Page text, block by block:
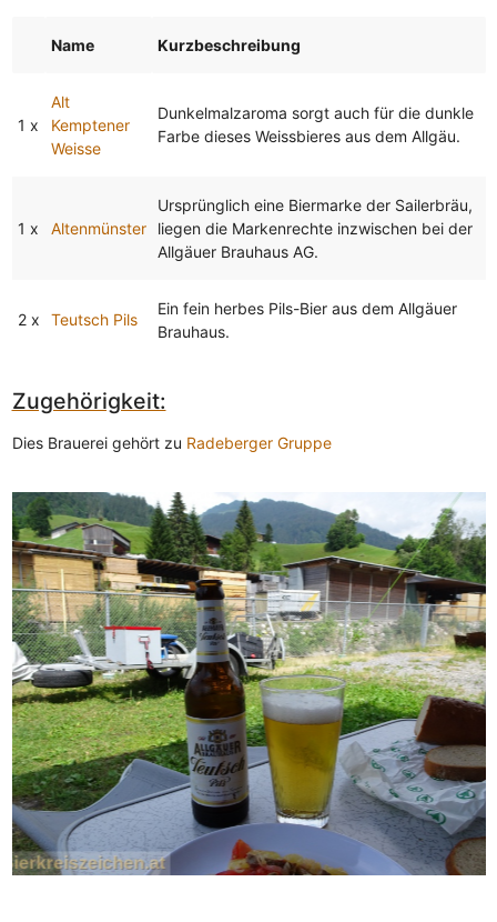
Name Kurzbeschreibung
1 x
Alt
Kemptener
Weisse
Dunkelmalzaroma sorgt auch für die dunkle
Farbe dieses Weissbieres aus dem Allgäu.
1 x Altenmünster
Ursprünglich eine Biermarke der Sailerbräu,
liegen die Markenrechte inzwischen bei der
Allgäuer Brauhaus AG.
2 x Teutsch Pils
Ein fein herbes Pils-Bier aus dem Allgäuer
Brauhaus.
Zugehörigkeit:
Dies Brauerei gehört zu Radeberger Gruppe